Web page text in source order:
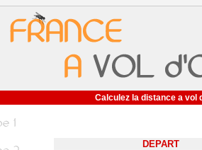
Calculez la distance a vol
DEPART